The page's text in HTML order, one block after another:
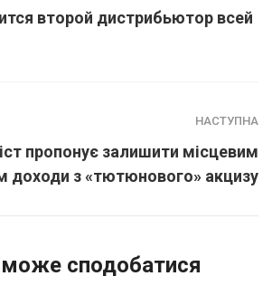
второй дистрибьютор всей
НАСТУПНА
пропонує залишити місцевим
з «тютюнового» акцизу
сподобатися